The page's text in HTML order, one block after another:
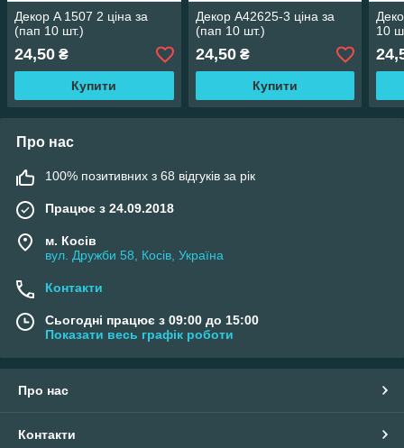
Декор A 1507 2 ціна за
(пап 10 шт.)
24,50 ₴
Купити
Декор А42625-3 ціна за
(пап 10 шт.)
24,50₴
Купити
10
Про нас
100% позитивних з 68 відгуків за рік
Працює з 24.09.2018
м. Косів
вул. Дружби 58, Косів, Україна
Контакти
Сьогодні працює з 09:00 до 15:00
Показати весь графік роботи
Про нас
Контакти